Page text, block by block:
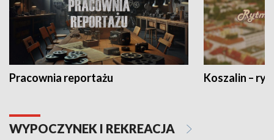
Pracownia reportażu Koszalin –
WYPOCZYNEK I REKREACJA